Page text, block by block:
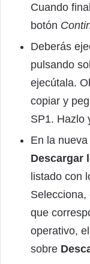
Cuando
botón
Deberás
pulsando
ejecútala.
copiar y
SP1. Hazlo
En la
Descargar
listado con
Selecciona,
que
operativo,
sobre